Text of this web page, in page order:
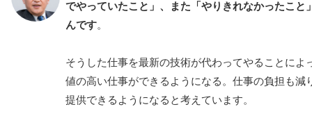
でやっていたこと」、また「やりきれなかったこと
んです。
そうした仕事を最新の技術が代わってやることによ
値の高い仕事ができるようになる。仕事の負担も減
提供できるようになると考えています。